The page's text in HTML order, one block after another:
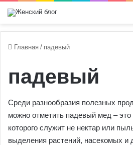
Главная / падевый
падевый
Среди разнообразия полезных
можно отметить падевый мед –
которого служит не нектар или
выделения растений, насекомых и